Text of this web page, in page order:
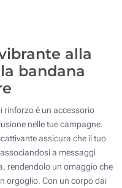
alla
bandana
rinforzo è un accessorio
nelle tue campagne.
assicura che il tuo
a messaggi
rendendolo un omaggio che
orgoglio. Con un corpo dai